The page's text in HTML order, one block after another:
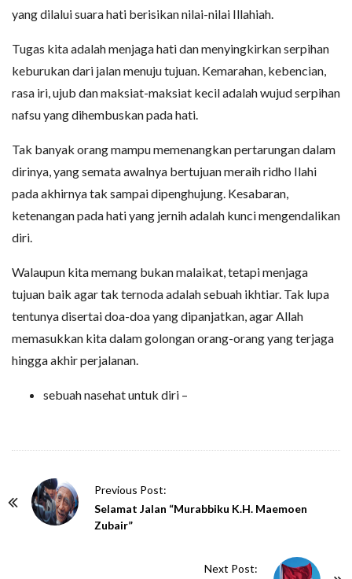
yang dilalui suara hati berisikan nilai-nilai Illahiah.
Tugas kita adalah menjaga hati dan menyingkirkan serpihan
keburukan dari jalan menuju tujuan. Kemarahan, kebencian,
rasa iri, ujub dan maksiat-maksiat kecil adalah wujud serpihan
nafsu yang dihembuskan pada hati.
Tak banyak orang mampu memenangkan pertarungan dalam
dirinya, yang semata awalnya bertujuan meraih ridho Ilahi
pada akhirnya tak sampai dipenghujung. Kesabaran,
ketenangan pada hati yang jernih adalah kunci mengendalikan
diri.
Walaupun kita memang bukan malaikat, tetapi menjaga
tujuan baik agar tak ternoda adalah sebuah ikhtiar. Tak lupa
tentunya disertai doa-doa yang dipanjatkan, agar Allah
memasukkan kita dalam golongan orang-orang yang terjaga
hingga akhir perjalanan.
sebuah nasehat untuk diri –
Previous Post:
Selamat Jalan “Murabbiku K.H. Maemoen
Zubair”
Next Post: